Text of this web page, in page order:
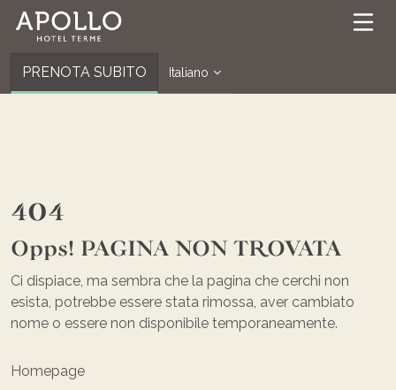
PRENOTA SUBITO Italiano
404
Opps! PAGINA NON TROVATA
Ci dispiace, ma sembra che la pagina che cerchi non
esista, potrebbe essere stata rimossa, aver cambiato
nome o essere non disponibile temporaneamente.
Homepage